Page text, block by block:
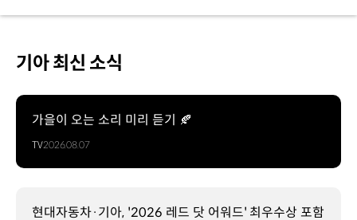
기아 최신 소식
가을이 오는 소리 미리 듣기 🍂
TV2026.08.07
현대자동차·기아, '2026 레드 닷 어워드' 최우수상 포함